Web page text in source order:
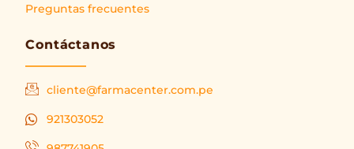
Preguntas frecuentes
Contáctanos
cliente@farmacenter.com.pe
921303052